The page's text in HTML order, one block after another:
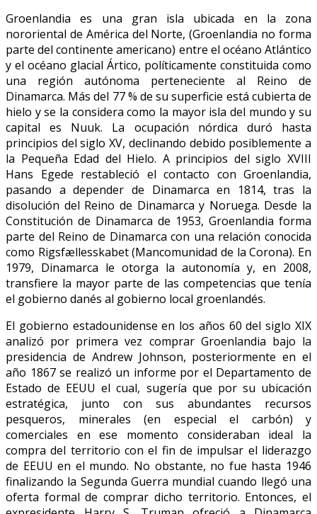
Groenlandia es una gran isla ubicada en la zona
nororiental de América del Norte, (Groenlandia no forma
parte del continente americano) entre el océano Atlántico
y el océano glacial Ártico, políticamente constituida como
una región autónoma perteneciente al Reino de
Dinamarca. Más del 77 % de su superficie está cubierta de
hielo y se la considera como la mayor isla del mundo y su
capital es Nuuk. La ocupación nórdica duró hasta
principios del siglo XV, declinando debido posiblemente a
la Pequeña Edad del Hielo. A principios del siglo XVIII
Hans Egede restableció el contacto con Groenlandia,
pasando a depender de Dinamarca en 1814, tras la
disolución del Reino de Dinamarca y Noruega. Desde la
Constitución de Dinamarca de 1953, Groenlandia forma
parte del Reino de Dinamarca con una relación conocida
como Rigsfællesskabet (Mancomunidad de la Corona). En
1979, Dinamarca le otorga la autonomía y, en 2008,
transfiere la mayor parte de las competencias que tenía
el gobierno danés al gobierno local groenlandés.
El gobierno estadounidense en los años 60 del siglo XIX
analizó por primera vez comprar Groenlandia bajo la
presidencia de Andrew Johnson, posteriormente en el
año 1867 se realizó un informe por el Departamento de
Estado de EEUU el cual, sugería que por su ubicación
estratégica, junto con sus abundantes recursos
pesqueros, minerales (en especial el carbón) y
comerciales en ese momento consideraban ideal la
compra del territorio con el fin de impulsar el liderazgo
de EEUU en el mundo. No obstante, no fue hasta 1946
finalizando la Segunda Guerra mundial cuando llegó una
oferta formal de comprar dicho territorio. Entonces, el